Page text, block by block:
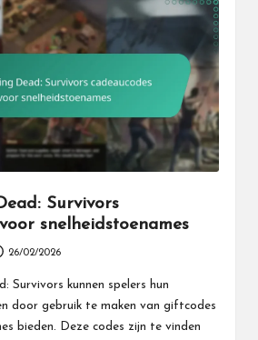
Survivors
snelheidstoenames
26/02/2026
Survivors kunnen spelers hun
door gebruik te maken van giftcodes
bieden. Deze codes zijn te vinden